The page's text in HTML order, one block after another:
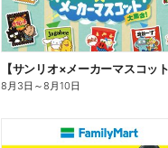
8月3日 ～8月10日